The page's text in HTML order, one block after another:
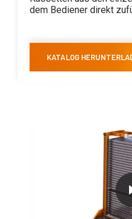
dem Bediener direkt
KATALOG